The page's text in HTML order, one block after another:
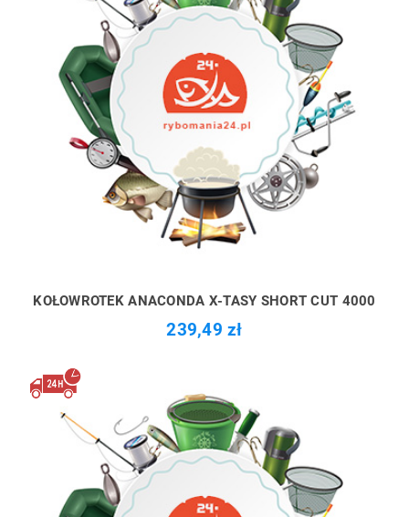
KOŁOWROTEK ANACONDA X-TASY SHORT CUT 4000
239,49 zł